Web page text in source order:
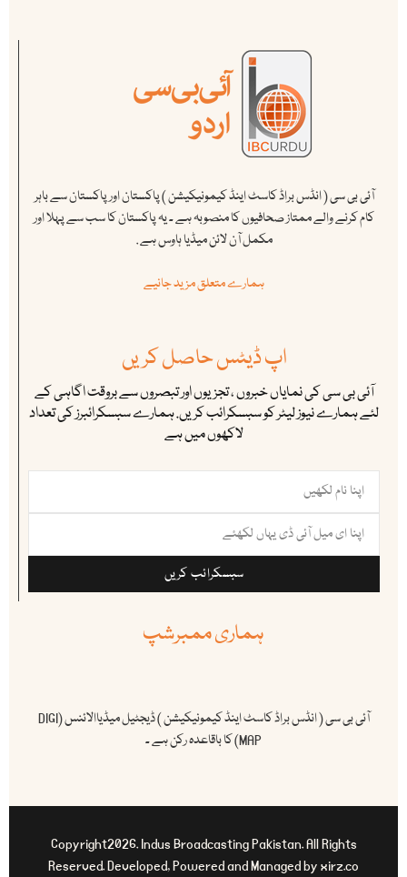
آئی بی سی ( انڈس براڈ کاسٹ اینڈ کیمونیکیشن ) پاکستان اور پاکستان سے باہر
کام کرنے والے ممتاز صحافیوں کا منصوبہ ہے ۔ یہ پاکستان کا سب سے پہلا اور
مکمل آن لائن میڈیا ہاوس ہے .
ہمارے متعلق مزید جانیے
اپ ڈیٹس حاصل کریں
آئی بی سی کی نمایاں خبروں ، تجزیوں اور تبصروں سے بروقت اگاہی کے
لئے ہمارے نیوز لیٹر کو سبسکرائب کریں. ہمارے سبسکرائبرز کی تعداد
لاکھوں میں ہے
سبسکرائب کریں
ہماری ممبرشپ
آئی بی سی ( انڈس براڈ کاسٹ اینڈ کیمونیکیشن ) ڈیجٹیل میڈیاالائنس (DIGI
MAP) کا باقاعدہ رکن ہے ۔
Copyright2026. Indus Broadcasting Pakistan. All Rights
Reserved. Developed, Powered and Managed by xirz.co